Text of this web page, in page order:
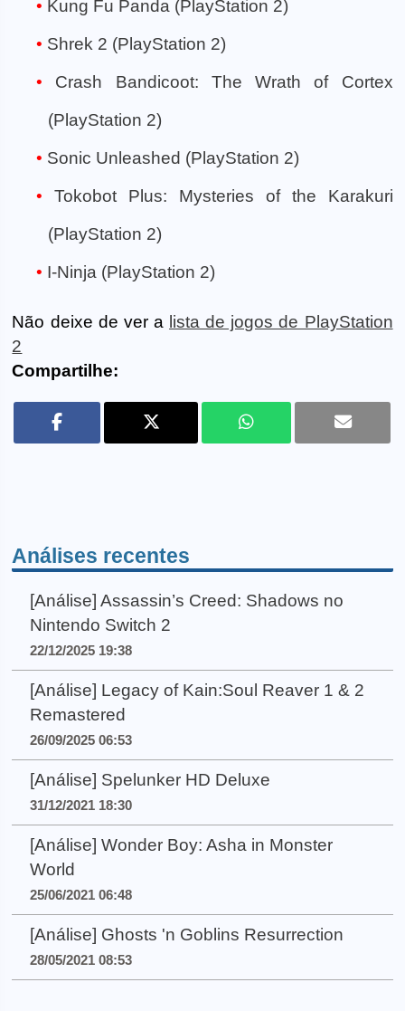
Kung Fu Panda (PlayStation 2)
Shrek 2 (PlayStation 2)
Crash Bandicoot: The Wrath of Cortex
(PlayStation 2)
Sonic Unleashed (PlayStation 2)
Tokobot Plus: Mysteries of the Karakuri
(PlayStation 2)
I-Ninja (PlayStation 2)
Não deixe de ver a lista de jogos de PlayStation
2
Compartilhe:
Análises recentes
[Análise] Assassin’s Creed: Shadows no
Nintendo Switch 2
22/12/2025 19:38
[Análise] Legacy of Kain:Soul Reaver 1 & 2
Remastered
26/09/2025 06:53
[Análise] Spelunker HD Deluxe
31/12/2021 18:30
[Análise] Wonder Boy: Asha in Monster
World
25/06/2021 06:48
[Análise] Ghosts 'n Goblins Resurrection
28/05/2021 08:53